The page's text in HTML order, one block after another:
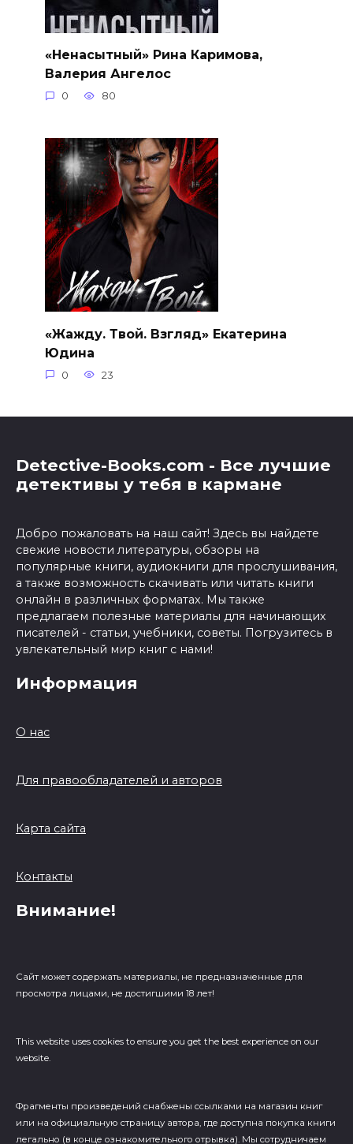
«Ненасытный» Рина Каримова,
Валерия Ангелос
0 80
«Жажду. Твой. Взгляд» Екатерина
Юдина
0 23
Detective-Books.com - Все лучшие
детективы у тебя в кармане
Добро пожаловать на наш сайт! Здесь вы найдете
свежие новости литературы, обзоры на
популярные книги, аудиокниги для прослушивания,
а также возможность скачивать или читать книги
онлайн в различных форматах. Мы также
предлагаем полезные материалы для начинающих
писателей - статьи, учебники, советы. Погрузитесь в
увлекательный мир книг с нами!
Информация
О нас
Для правообладателей и авторов
Карта сайта
Контакты
Внимание!
Сайт может содержать материалы, не предназначенные для
просмотра лицами, не достигшими 18 лет!
This website uses cookies to ensure you get the best experience on our
website.
Фрагменты произведений cнабжены ссылками на магазин книг
или на официальную страницу автора, где доступна покупка книги
легально (в конце ознакомительного отрывка). Мы сотрудничаем